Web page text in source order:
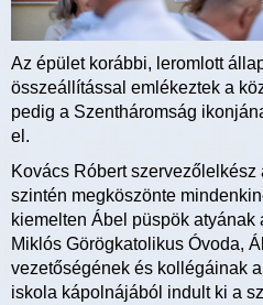
Az épület korábbi, leromlott
összeállítással emlékeztek a
pedig a Szentháromság
el.
Kovács Róbert szervezőlelkész
szintén megköszönte
kiemelten Ábel püspök atyának
Miklós Görögkatolikus Óvoda,
vezetőségének és kollégáinak
iskola kápolnájából indult ki a